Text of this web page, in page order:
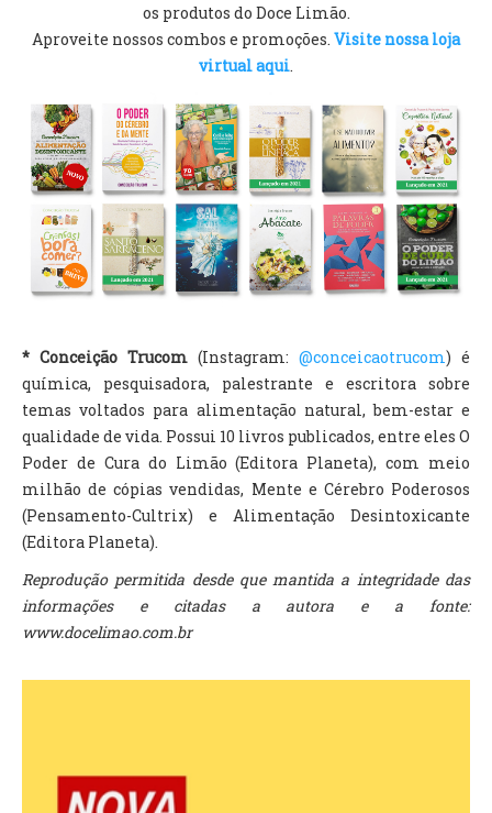
os produtos do Doce Limão.
Aproveite nossos combos e promoções. Visite nossa loja
virtual aqui.
* Conceição Trucom (Instagram: @conceicaotrucom) é
química, pesquisadora, palestrante e escritora sobre
temas voltados para alimentação natural, bem-estar e
qualidade de vida. Possui 10 livros publicados, entre eles O
Poder de Cura do Limão (Editora Planeta), com meio
milhão de cópias vendidas, Mente e Cérebro Poderosos
(Pensamento-Cultrix) e Alimentação Desintoxicante
(Editora Planeta).
Reprodução permitida desde que mantida a integridade das
informações e citadas a autora e a fonte:
www.docelimao.com.br